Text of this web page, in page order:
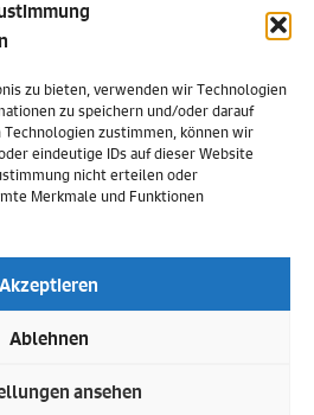
zu bieten, verwenden wir Technologien
zu speichern und/oder darauf
zustimmen, können wir
eindeutige IDs auf dieser Website
nicht erteilen oder
Merkmale und Funktionen
Akzeptieren
Ablehnen
ansehen
Widerruf
& Lieferung
Richtlinie (EU)
widerrufen